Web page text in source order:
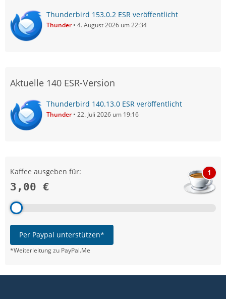
Thunderbird 153.0.2 ESR veröffentlicht
Thunder 4. August 2026 um 22:34
Aktuelle 140 ESR-Version
Thunderbird 140.13.0 ESR veröffentlicht
Thunder 22. Juli 2026 um 19:16
Kaffee ausgeben für:
3,00 €
1
Per Paypal unterstützen*
*Weiterleitung zu PayPal.Me